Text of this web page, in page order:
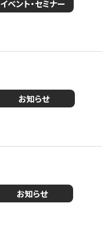
イベント・セミナー
お知らせ
お知らせ